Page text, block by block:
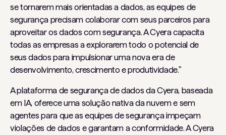
se tornarem mais orientadas a dados, as equipes de
segurança precisam colaborar com seus parceiros para
aproveitar os dados com segurança. A Cyera capacita
todas as empresas a explorarem todo o potencial de
seus dados para impulsionar uma nova era de
desenvolvimento, crescimento e produtividade."
A plataforma de segurança de dados da Cyera, baseada
em IA, oferece uma solução nativa da nuvem e sem
agentes para que as equipes de segurança impeçam
violações de dados e garantam a conformidade. A Cyera